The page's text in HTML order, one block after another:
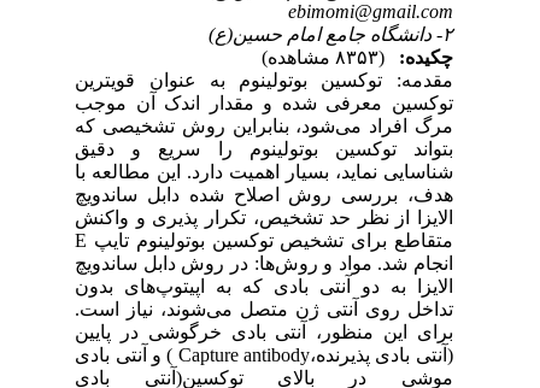
ebimomi@gmail.com
۲- دانشگاه جامع امام حسین(ع)
چکیده:
مقدمه: توکسین بوتولینوم به عنوان قویترین
توکسین معرفی شده و مقدار اندک آن موجب
مرگ افراد می‌شود، بنابراین روش تشخیصی که
بتواند توکسین بوتولینوم را سریع و دقیق
شناسایی نماید، بسیار اهمیت دارد. این مطالعه با
هدف، بررسی روش اصلاح شده دابل ساندویچ
الایزا از نظر حد تشخیص، تکرار پذیری و واکنش
متقاطع برای تشخیص توکسین بوتولینوم تایپ E
انجام شد. مواد و روش‌ها: در روش دابل ساندویچ
الایزا به دو آنتی بادی که به اپیتوپ‌های بدون
تداخل روی آنتی ژن متصل می‌شوند، نیاز است.
برای این منظور، آنتی بادی خرگوشی در پایین
(آنتی بادی پذیرنده،Capture antibody ) و آنتی بادی
موشی در بالای توکسین(آنتی بادی